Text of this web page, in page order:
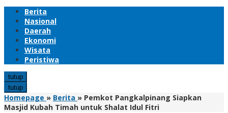
Berita
Nasional
Daerah
Ekonomi
Wisata
Peristiwa
tutup
tutup
Homepage » Berita » Pemkot Pangkalpinang Siapkan
Masjid Kubah Timah untuk Shalat Idul Fitri